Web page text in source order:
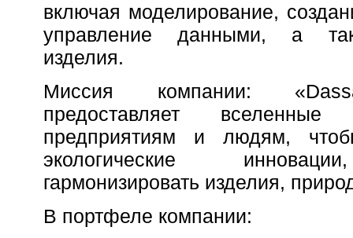
включая моделирование,
управление данными, а
изделия.
Миссия компании:
предоставляет вселенные
предприятиям и людям,
экологические
гармонизировать изделия,
В портфеле компании: